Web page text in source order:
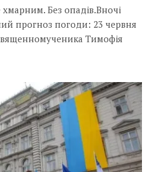
хмарним. Без опадів.Вночі
прогноз погоди: 23 червня
Тимофія